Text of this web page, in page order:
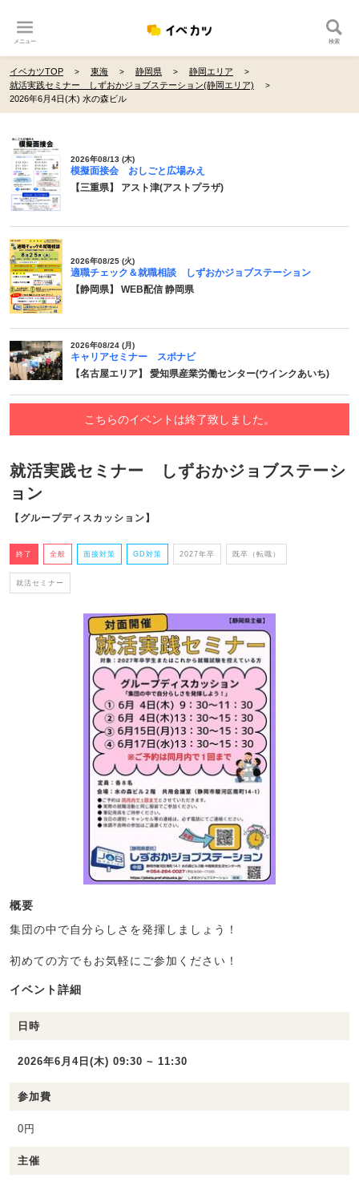
メニュー 検索
イベカツTOP 東海 静岡県
静岡エリア
就活実践セミナー しずおかジョブステーション(静岡エリア)
2026年6月4日(木) 水の森ビル
2026年08/13 (木)
模擬面接会 おしごと広場みえ
【三重県】 アスト津(アストプラザ)
2026年08/25 (火)
適職チェック＆就職相談 しずおかジョブステーション
【静岡県】 WEB配信 静岡県
2026年08/24 (月)
キャリアセミナー スポナビ
【名古屋エリア】 愛知県産業労働センター(ウインクあいち)
こちらのイベントは終了致しました。
就活実践セミナー しずおかジョブステーシ
ョン
【グループディスカッション】
終了 全般 面接対策 GD対策 2027年卒 既卒（転職）
就活セミナー
概要
集団の中で自分らしさを発揮しましょう！
初めての方でもお気軽にご参加ください！
イベント詳細
日時
2026年6月4日(木) 09:30 ~ 11:30
参加費
0円
主催